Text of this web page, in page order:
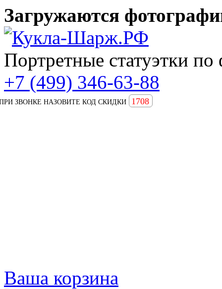
Загружаются
Портретные статуэтки по
+7 (499) 346-63-88
ЗВОНКЕ НАЗОВИТЕ КОД СКИДКИ 1708
Ваша корзина